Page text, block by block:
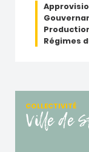
Régimes
COLLECTIVITÉ
Ville de